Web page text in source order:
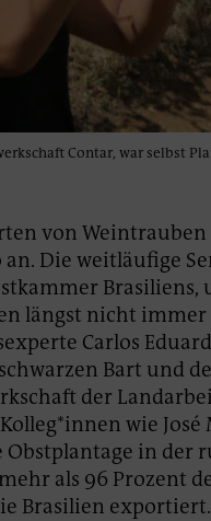
Contar, war selbst
von
an. Die weitläufige
Brasiliens,
längst nicht immer
Carlos
Bart und
der
wie José
Obstplantage in der
als 96 Prozent
Brasilien exportiert.